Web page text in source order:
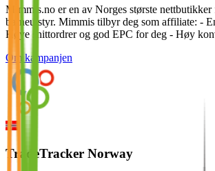
Mimmis.no er en av Norges største
barneutstyr. Mimmis tilbyr deg som affiliate: -
Høye snittordrer og god EPC for deg - Høy
Om kampanjen
TradeTracker Norway